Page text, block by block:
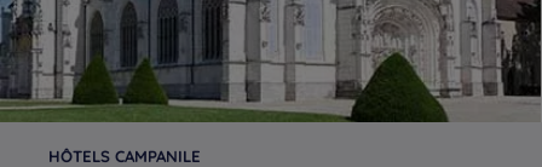
HÔTELS CAMPANILE